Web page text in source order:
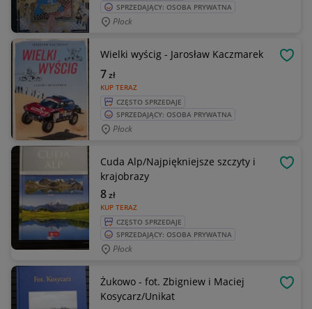
SPRZEDAJĄCY: OSOBA PRYWATNA
Płock
Wielki wyścig - Jarosław Kaczmarek
KUP TERAZ
7zł
CZĘSTO SPRZEDAJE
SPRZEDAJĄCY: OSOBA PRYWATNA
Płock
Cuda Alp/Najpiękniejsze szczyty i
krajobrazy
KUP TERAZ
8zł
CZĘSTO SPRZEDAJE
SPRZEDAJĄCY: OSOBA PRYWATNA
Płock
Żukowo - fot. Zbigniew i Maciej
Kosycarz/Unikat